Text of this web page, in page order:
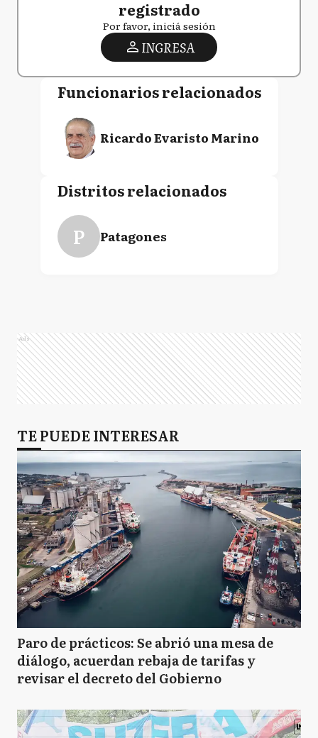
registrado
Por favor, iniciá sesión
INGRESA
Funcionarios relacionados
Ricardo Evaristo Marino
Distritos relacionados
P Patagones
Ads
TE PUEDE INTERESAR
Paro de prácticos: Se abrió una mesa de
diálogo, acuerdan rebaja de tarifas y
revisar el decreto del Gobierno